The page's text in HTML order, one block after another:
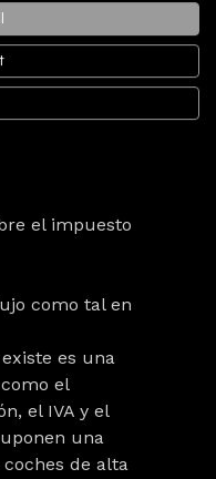
de venta y
No solo
sino también
desde el punto
el impuesto
como tal en
es una
el
el IVA y el
una
de alta